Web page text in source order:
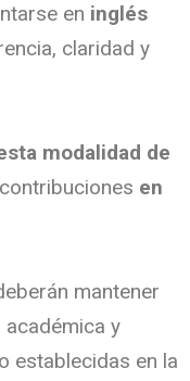
en inglés
claridad y
modalidad de
en
mantener
académica y
establecidas en la